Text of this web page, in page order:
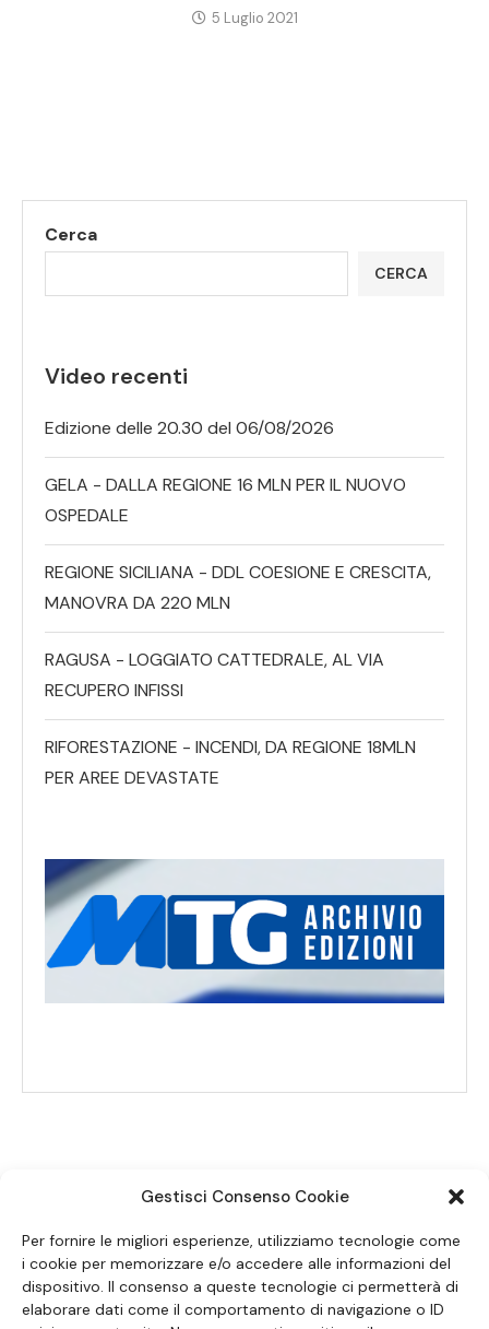
Gestisci Consenso Cookie
Per fornire le migliori esperienze, utilizziamo tecnologie come
i cookie per memorizzare e/o accedere alle informazioni del
dispositivo. Il consenso a queste tecnologie ci permetterà di
elaborare dati come il comportamento di navigazione o ID
5 Luglio 2021
Cerca
CERCA
Video recenti
Edizione delle 20.30 del 06/08/2026
GELA - DALLA REGIONE 16 MLN PER IL NUOVO
OSPEDALE
REGIONE SICILIANA - DDL COESIONE E CRESCITA,
MANOVRA DA 220 MLN
RAGUSA - LOGGIATO CATTEDRALE, AL VIA
RECUPERO INFISSI
RIFORESTAZIONE - INCENDI, DA REGIONE 18MLN
PER AREE DEVASTATE
SEGUICI SUI SOCIAL